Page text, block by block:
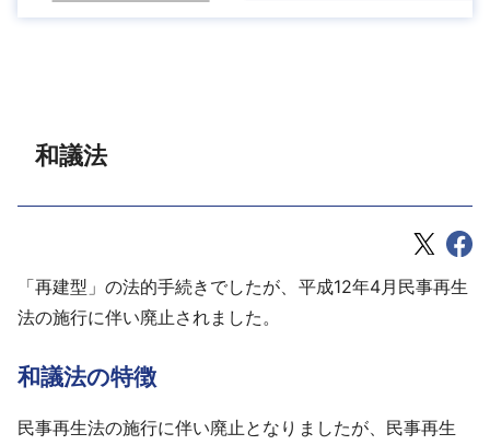
和議法
「再建型」の法的手続きでしたが、平成12年4月民事再生
法の施行に伴い廃止されました。
和議法の特徴
民事再生法の施行に伴い廃止となりましたが、民事再生